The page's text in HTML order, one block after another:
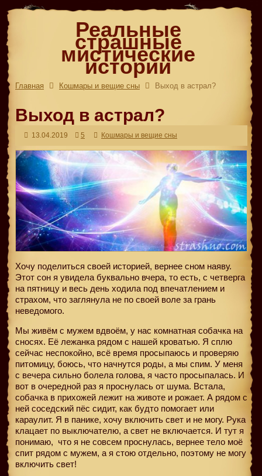
Реальные
страшные
мистические
истории
Главная Кошмары и вещие сны Выход в астрал?
Выход в астрал?
13.04.2019 5 Кошмары и вещие сны
Хочу поделиться своей историей, вернее сном наяву.
Этот сон я увидела буквально вчера, то есть, с четверга
на пятницу и весь день ходила под впечатлением и
страхом, что заглянула не по своей воле за грань
неведомого.
Мы живём с мужем вдвоём, у нас комнатная собачка на
сносях. Её лежанка рядом с нашей кроватью. Я сплю
сейчас неспокойно, всё время просыпаюсь и проверяю
питомицу, боюсь, что начнутся роды, а мы спим. У меня
с вечера сильно болела голова, я часто просыпалась. И
вот в очередной раз я проснулась от шума. Встала,
собачка в прихожей лежит на животе и рожает. А рядом с
ней соседский пёс сидит, как будто помогает или
караулит. Я в панике, хочу включить свет и не могу. Рука
клацает по выключателю, а свет не включается. И тут я
понимаю, что я не совсем проснулась, вернее тело моё
спит рядом с мужем, а я стою отдельно, поэтому не могу
включить свет!